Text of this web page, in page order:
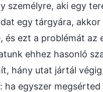
személyre, aki egy
egy tárgyára,
és ezt a problémát az
ehhez hasonló
hány utat jártál
ha egyszer